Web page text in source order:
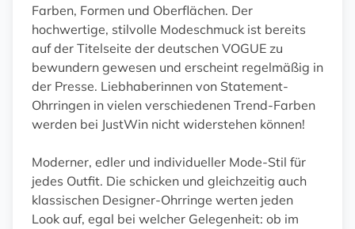
Farben, Formen und Oberflächen. Der
hochwertige, stilvolle Modeschmuck ist bereits
auf der Titelseite der deutschen VOGUE zu
bewundern gewesen und erscheint regelmäßig in
der Presse. Liebhaberinnen von Statement-
Ohrringen in vielen verschiedenen Trend-Farben
werden bei JustWin nicht widerstehen können!
Moderner, edler und individueller Mode-Stil für
jedes Outfit. Die schicken und gleichzeitig auch
klassischen Designer-Ohrringe werten jeden
Look auf, egal bei welcher Gelegenheit: ob im